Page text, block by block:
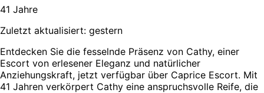
41 Jahre
Zuletzt aktualisiert: gestern
Entdecken Sie die fesselnde Präsenz von Cathy, einer
Escort von erlesener Eleganz und natürlicher
Anziehungskraft, jetzt verfügbar über Caprice Escort. Mit
41 Jahren verkörpert Cathy eine anspruchsvolle Reife, die